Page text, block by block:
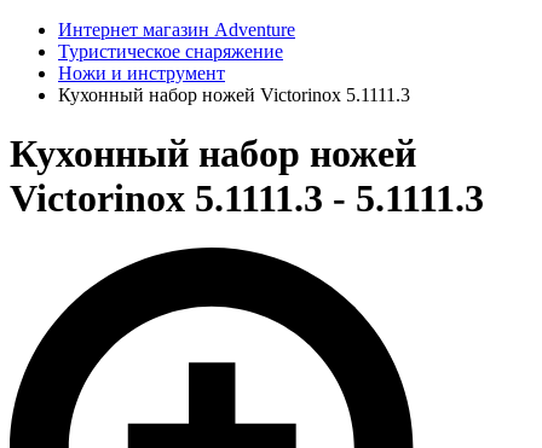
Интернет магазин Adventure
Туристическое снаряжение
Ножи и инструмент
Кухонный набор ножей Victorinox 5.1111.3
Кухонный набор ножей
Victorinox 5.1111.3 - 5.1111.3